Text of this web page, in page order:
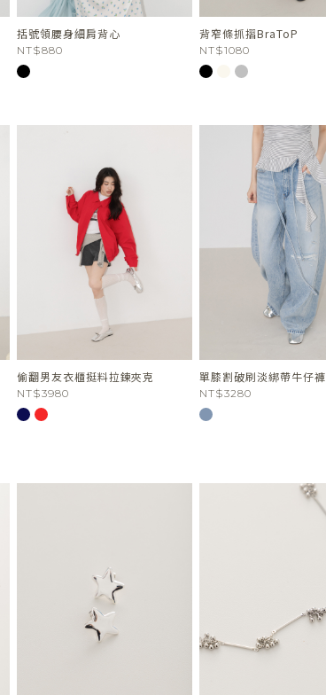
括號領腰身細肩背心
NT$880
背窄條抓摺BraToP
NT$1080
偷翻男友衣櫃挺料拉鍊夾克
NT$3980
單膝割破刷淡綁帶牛仔褲
NT$3280